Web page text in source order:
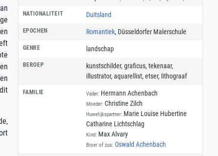
NATIONALITEIT Duitsland
EPOCHEN Romantiek, Düsseldorfer Malerschule
GENRE landschap
BEROEP kunstschilder, graficus, tekenaar,
illustrator, aquarellist, etser, lithograaf
FAMILIE Vader: Hermann Achenbach
Moeder: Christine Zilch
Huwelijkspartner: Marie Louise Hubertine
Catharine Lichtschlag
Kind: Max Alvary
Broer of zus: Oswald Achenbach